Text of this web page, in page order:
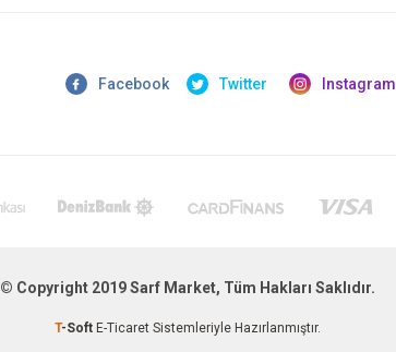
Facebook Twitter Instagram
© Copyright 2019 Sarf Market, Tüm Hakları Saklıdır.
T-Soft E-Ticaret Sistemleriyle Hazırlanmıştır.